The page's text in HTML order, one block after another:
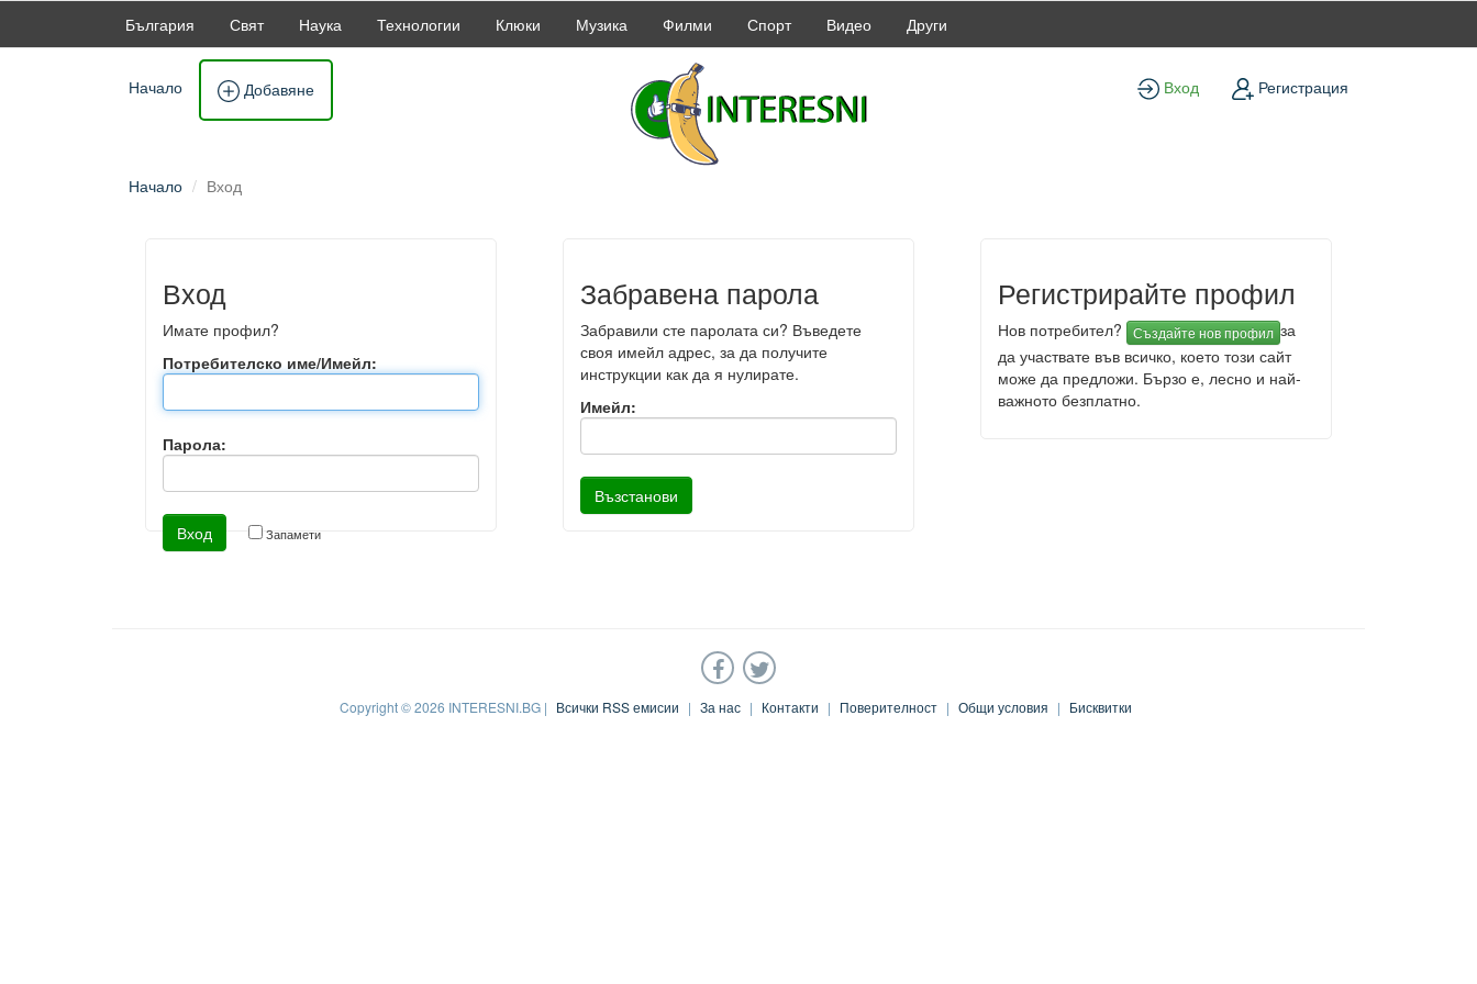
България Свят Наука Технологии Клюки Музика Филми Спорт Видео Други
Начало Регистрация
Вход
Добавяне
Начало Вход
Вход
Имате профил?
Потребителско име/Имейл:
Парола:
Запамети
Забравена парола
Забравили сте паролата си? Въведете
своя имейл адрес, за да получите
инструкции как да я нулирате.
Имейл:
Регистрирайте профил
Нов потребител? Създайте нов профил за
да участвате във всичко, което този сайт
може да предложи. Бързо е, лесно и най-
важното безплатно.
Copyright © 2026 INTERESNI.BG | Всички RSS емисии | За нас | Контакти | Поверителност | Общи условия | Бисквитки